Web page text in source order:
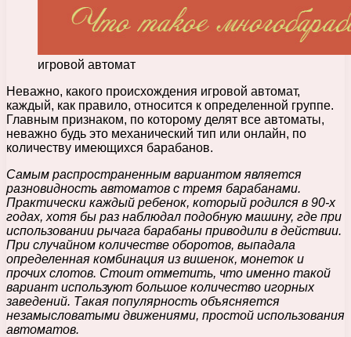
игровой автомат
Неважно, какого происхождения игровой автомат,
каждый, как правило, относится к определенной группе.
Главным признаком, по которому делят все автоматы,
неважно будь это механический тип или онлайн, по
количеству имеющихся барабанов.
Самым распространенным вариантом является
разновидность автоматов с тремя барабанами.
Практически каждый ребенок, который родился в 90-х
годах, хотя бы раз наблюдал подобную машину, где при
использовании рычага барабаны приводили в действии.
При случайном количестве оборотов, выпадала
определенная комбинация из вишенок, монеток и
прочих слотов. Стоит отметить, что именно такой
вариант используют большое количество игорных
заведений. Такая популярность объясняется
незамысловатыми движениями, простой использования
автоматов.